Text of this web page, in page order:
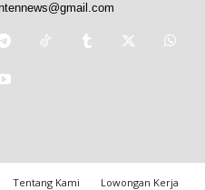
Tentang Kami
Lowongan Kerja